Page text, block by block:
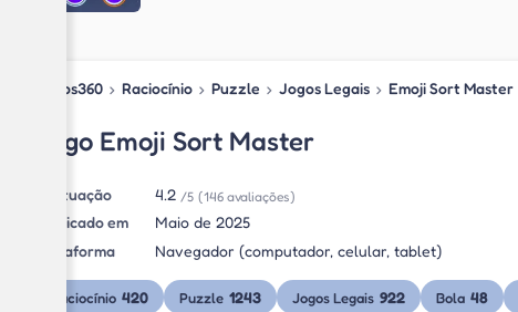
Jogos360 › Raciocínio › Puzzle › Jogos Legais › Emoji Sort Master
Jogo Emoji Sort Master
Pontuação 4.2 /5 (146 avaliações)
Publicado em
Maio de 2025
Plataforma
Navegador (computador, celular, tablet)
Raciocínio 420 Puzzle 1243 Jogos Legais 922 Bola 48